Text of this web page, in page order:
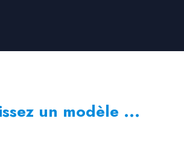
un modèle ...